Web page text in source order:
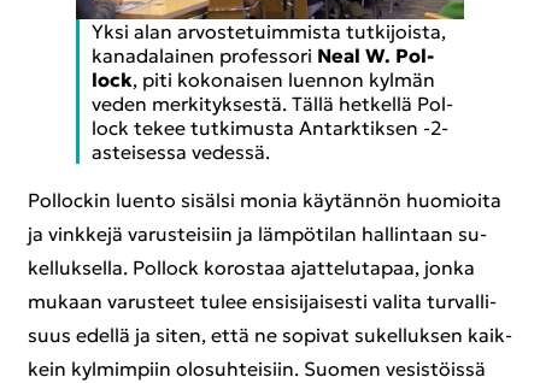
Yksi alan ar­vos­te­tuim­mis­ta tut­ki­jois­ta,
ka­na­da­lai­nen pro­fes­so­ri Neal W. Pol­
lock, piti ko­ko­nai­sen luen­non kyl­män
veden mer­ki­tyk­ses­tä. Tällä het­kel­lä Pol­
lock tekee tut­ki­mus­ta An­tark­tik­sen -2-​
asteisessa ve­des­sä.
Pol­loc­kin luen­to si­säl­si monia käy­tän­nön huo­mioi­ta
ja vink­ke­jä va­rus­tei­siin ja läm­pö­ti­lan hal­lin­taan su­
kel­luk­sel­la. Pol­lock ko­ros­taa ajat­te­lu­ta­paa, jonka
mu­kaan va­rus­teet tulee en­si­si­jai­ses­ti va­li­ta tur­val­li­
suus edel­lä ja siten, että ne so­pi­vat su­kel­luk­sen kaik­
kein kyl­mim­piin olo­suh­tei­siin. Suo­men ve­sis­töis­sä